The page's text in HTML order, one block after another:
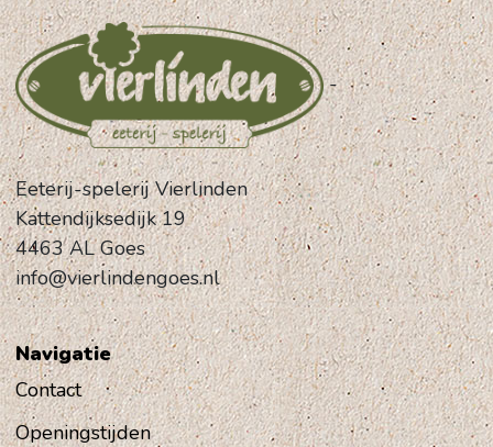
-
Eeterij-spelerij Vierlinden
Kattendijksedijk 19
4463 AL Goes
info@vierlindengoes.nl
Navigatie
Contact
Openingstijden